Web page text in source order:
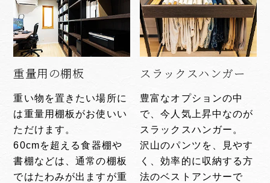
重量用の棚板
重い物を置きたい場所に
は重量用棚板がお使いい
ただけます。
60cmを超える食器棚や
書棚などは、通常の棚板
ではたわみが出ますが重
スラックスハンガー
豊富なオプションの中
で、今人気上昇中なのが
スラックスハンガー。
沢山のパンツを、見やす
く、効率的に収納する方
法のベストアンサーで